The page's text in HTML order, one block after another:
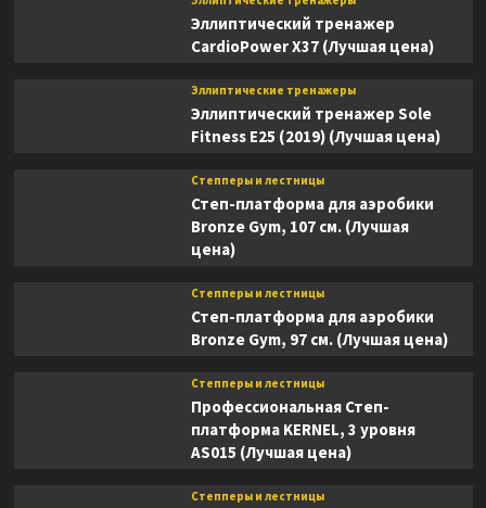
Эллиптический тренажер
CardioPower X37 (Лучшая цена)
Эллиптические тренажеры
Эллиптический тренажер Sole
Fitness E25 (2019) (Лучшая цена)
Степперы и лестницы
Степ-платформа для аэробики
Bronze Gym, 107 см. (Лучшая
цена)
Степперы и лестницы
Степ-платформа для аэробики
Bronze Gym, 97 см. (Лучшая цена)
Степперы и лестницы
Профессиональная Степ-
платформа KERNEL, 3 уровня
AS015 (Лучшая цена)
Степперы и лестницы